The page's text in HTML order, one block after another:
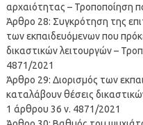
αρχαιότητας – Τροποποίηση
Άρθρο 28: Συγκρότηση της
των εκπαιδευόμενων που
δικαστικών λειτουργών –
4871/2021
Άρθρο 29: Διορισμός των
καταλάβουν θέσεις
1 άρθρου 36 ν. 4871/2021